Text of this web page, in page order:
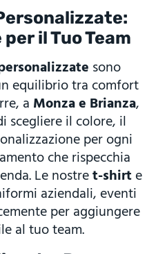
il Tuo Team
sono
equilibrio tra comfort
a Monza e Brianza,
scegliere il colore, il
per ogni
che rispecchia
Le nostret-shirte
aziendali, eventi
per aggiungere
al tuo team.